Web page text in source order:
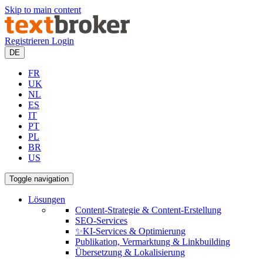
Skip to main content
Registrieren Login
DE
FR
UK
NL
ES
IT
PT
PL
BR
US
Toggle navigation
Lösungen
Content-Strategie & Content-Erstellung
SEO-Services
✨KI-Services & Optimierung
Publikation, Vermarktung & Linkbuilding
Übersetzung & Lokalisierung